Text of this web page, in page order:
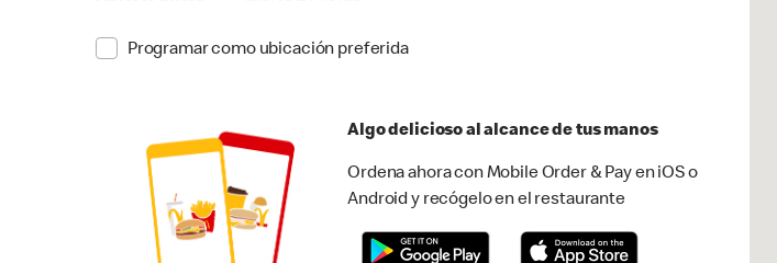
Programar como ubicación preferida
Algo delicioso al alcance de tus manos
Ordena ahora con Mobile Order & Pay en iOS o
Android y recógelo en el restaurante